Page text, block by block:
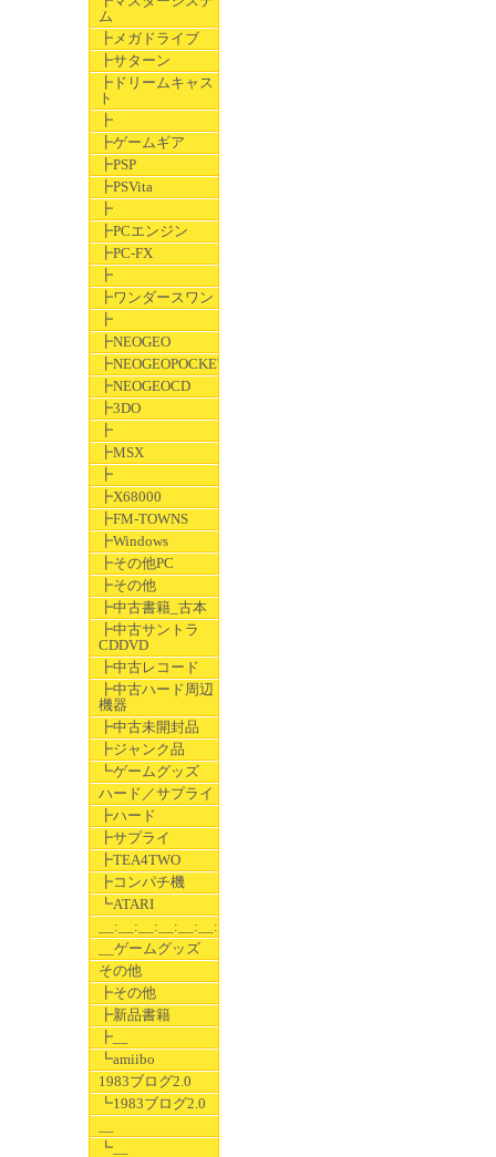
ム
┣メガドライブ
┣サターン
┣ドリームキャス
ト
┣
┣ゲームギア
┣PSP
┣PSVita
┣
┣PCエンジン
┣PC-FX
┣
┣ワンダースワン
┣
┣NEOGEO
┣NEOGEOPOCKET
┣NEOGEOCD
┣3DO
┣
┣MSX
┣
┣X68000
┣FM-TOWNS
┣Windows
┣その他PC
┣その他
┣中古書籍_古本
┣中古サントラ
CDDVD
┣中古レコード
┣中古ハード周辺
機器
┣中古未開封品
┣ジャンク品
┗ゲームグッズ
ハード／サプライ
┣ハード
┣サプライ
┣TEA4TWO
┣コンパチ機
┗ATARI
__:__:__:__:__:__:__
__ゲームグッズ
その他
┣その他
┣新品書籍
┣__
┗amiibo
1983ブログ2.0
┗1983ブログ2.0
┗__